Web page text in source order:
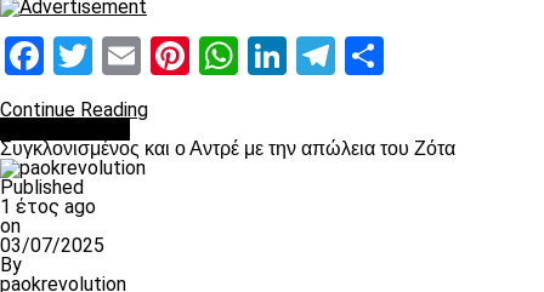
Facebook
Twitter
EmailPinterest
WhatsApp
LinkedIn
Telegram
Continue Reading
Συγκλονισμένος και ο Αντρέ με την απώλεια του Ζότα
Published
1 έτος ago
on
03/07/2025
By
paokrevolution